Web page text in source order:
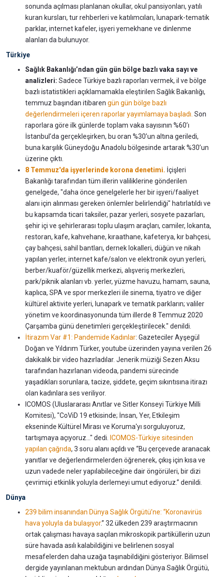
sonunda açılması planlanan okullar, okul pansiyonları, yatılı
kuran kursları, tur rehberleri ve katılımcıları, lunapark-tematik
parklar, internet kafeler, işyeri yemekhane ve dinlenme
alanları da bulunuyor.
Türkiye
Sağlık Bakanlığı’ndan gün gün bölge bazlı vaka sayı ve
analizleri: Sadece Türkiye bazlı raporları vermek, il ve bölge
bazlı istatistikleri açıklamamakla eleştirilen Sağlık Bakanlığı,
temmuz başından itibaren gün gün bölge bazlı
değerlendirmeleri içeren raporlar yayımlamaya başladı. Son
raporlara göre ilk günlerde toplam vaka sayısının %60’ı
İstanbul’da gerçekleşirken, bu oran %30’un altına geriledi,
buna karşılık Güneydoğu Anadolu bölgesinde artarak %30’un
üzerine çıktı.
8 Temmuz'da işyerlerinde korona denetimi. İçişleri
Bakanlığı tarafından tüm illerin valiliklerine gönderilen
genelgede, "daha önce genelgelerle her bir işyeri/faaliyet
alanı için alınması gereken önlemler belirlendiği" hatırlatıldı ve
bu kapsamda ticari taksiler, pazar yerleri, sosyete pazarları,
şehir içi ve şehirlerarası toplu ulaşım araçları, camiler, lokanta,
restoran, kafe, kahvehane, kıraathane, kafeterya, kır bahçesi,
çay bahçesi, sahil bantları, dernek lokalleri, düğün ve nikah
yapılan yerler, internet kafe/salon ve elektronik oyun yerleri,
berber/kuaför/güzellik merkezi, alışveriş merkezleri,
park/piknik alanları vb. yerler, yüzme havuzu, hamam, sauna,
kaplıca, SPA ve spor merkezleri ile sinema, tiyatro ve diğer
kültürel aktivite yerleri, lunapark ve tematik parkların; valiler
yönetim ve koordinasyonunda tüm illerde 8 Temmuz 2020
Çarşamba günü denetimleri gerçekleştirilecek." denildi.
İtirazım Var #1: Pandemide Kadınlar: Gazeteciler Ayşegül
Doğan ve Yıldırım Türker, youtube üzerinden yayına verilen 26
dakikalık bir video hazırladılar. Jenerik müziği Sezen Aksu
tarafından hazırlanan videoda, pandemi sürecinde
yaşadıkları sorunlara, tacize, şiddete, geçim sıkıntısına itirazı
olan kadınlara ses veriliyor.
ICOMOS (Uluslararası Anıtlar ve Sitler Konseyi Türkiye Milli
Komitesi), "CoViD 19 etkisinde; İnsan, Yer, Etkileşim
ekseninde Kültürel Mirası ve Koruma'yı sorguluyoruz,
tartışmaya açıyoruz..." dedi. ICOMOS-Türkiye sitesinden
yapılan çağrıda, 3 soru alanı açıldı ve “Bu çerçevede aranacak
yanıtlar ve değerlendirmelerden öğrenerek, çıkış için kısa ve
uzun vadede neler yapılabileceğine dair öngörüleri, bir dizi
çevrimiçi etkinlik yoluyla derlemeyi umut ediyoruz.” denildi.
Dünya
239 bilim insanından Dünya Sağlık Örgütü’ne: “Koronavirüs
hava yoluyla da bulaşıyor.” 32 ülkeden 239 araştırmacının
ortak çalışması havaya saçılan mikroskopik partiküllerin uzun
süre havada asılı kalabildiğini ve belirlenen sosyal
mesafelerden daha uzağa taşınabildiğini gösteriyor. Bilimsel
dergide yayınlanan mektubun ardından Dünya Sağlık Örgütü,